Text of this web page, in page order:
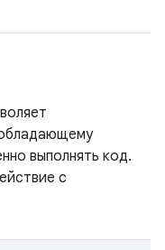
выполнять код.
с